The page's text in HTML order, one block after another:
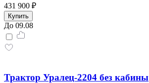
431 900 ₽
Купить
До 09.08
Трактор Уралец-2204 без кабины